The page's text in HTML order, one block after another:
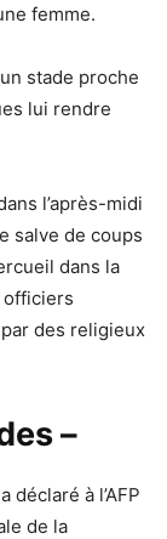
femme.
stade proche
lui rendre
l’après-midi
salve de coups
dans la
officiers
des religieux
–
déclaré à l’AFP
de la